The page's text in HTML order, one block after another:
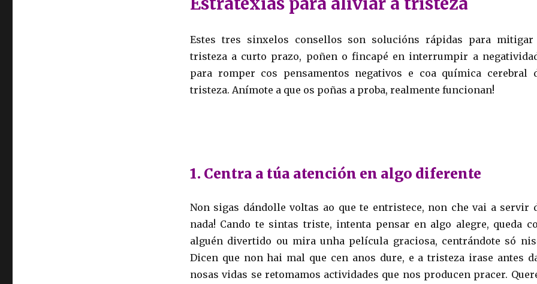
Estes tres sinxelos consellos son solucións rápidas para mitigar
tristeza a curto prazo, poñen o fincapé en interrumpir a
para romper cos pensamentos negativos e coa química cerebral
tristeza. Anímote a que os poñas a proba, realmente funcionan!
1. Centra a túa atención en algo diferente
Non sigas dándolle voltas ao que te entristece, non che vai a servir
nada! Cando te sintas triste, intenta pensar en algo alegre, queda
alguén divertido ou mira unha película graciosa, centrándote só
Dicen que non hai mal que cen anos dure, e a tristeza irase antes
nosas vidas se retomamos actividades que nos producen pracer.